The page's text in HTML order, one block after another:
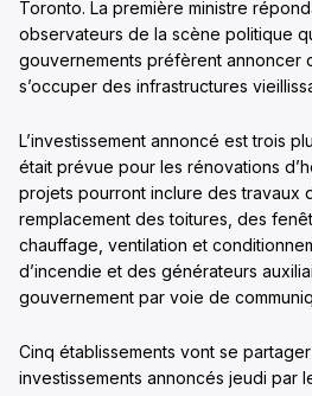
Toronto. La première ministre
observateurs de la scène politique
gouvernements préfèrent annoncer
s’occuper des infrastructures
L’investissement annoncé est trois
était prévue pour les rénovations
projets pourront inclure des travaux
remplacement des toitures, des
chauffage, ventilation et
d’incendie et des générateurs
gouvernement par voie de
Cinq établissements vont se
investissements annoncés jeudi par